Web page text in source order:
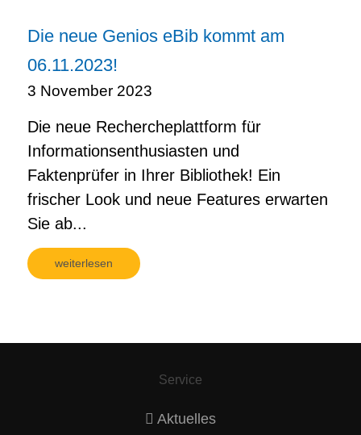
Die neue Genios eBib kommt am
06.11.2023!
3 November 2023
Die neue Rechercheplattform für
Informationsenthusiasten und
Faktenprüfer in Ihrer Bibliothek! Ein
frischer Look und neue Features erwarten
Sie ab...
weiterlesen
Service
Aktuelles